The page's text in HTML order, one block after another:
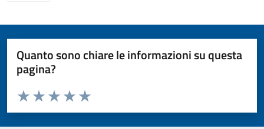
Quanto sono chiare le informazioni su questa
pagina?
Valuta da 1 a 5 stelle la pagina
Valuta 5 stelle su 5
Valuta 4 stelle su 5
Valuta 3 stelle su 5
Valuta 2 stelle su 5
Valuta 1 stelle su 5